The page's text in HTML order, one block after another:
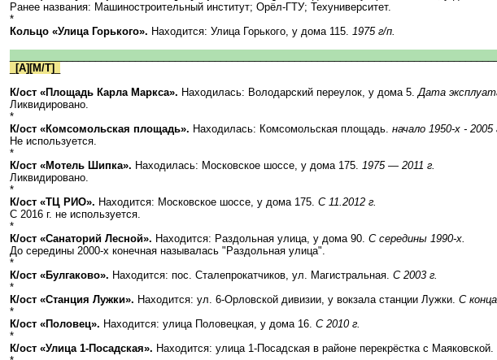
Ранее названия: Машиностроительный институт; Орёл-ГТУ; Техуниверситет.
*
Кольцо «Улица Горького». Находится: Улица Горького, у дома 115. 1975 г/п.
[А][М/Т]
К/ост «Площадь Карла Маркса». Находилась: Володарский переулок, у дома 5.Дата
Ликвидировано.
*
К/ост «Комсомольская площадь». Находилась: Комсомольская площадь. начало 1950-х - 2005
Не используется.
*
К/ост «Мотель Шипка». Находилась: Московское шоссе, у дома 175. 1975 — 2011 г.
Ликвидировано.
*
К/ост «ТЦ РИО». Находится: Московское шоссе, у дома 175. С 11.2012 г.
С 2016 г. не используется.
*
К/ост «Санаторий Лесной». Находится: Раздольная улица, у дома 90. С середины 1990-х.
До середины 2000-х конечная называлась "Раздольная улица".
*
К/ост «Булгаково». Находится: пос. Сталепрокатчиков, ул. Магистральная. С 2003 г.
*
К/ост «Станция Лужки». Находится: ул. 6-Орловской дивизии, у вокзала станции Лужки. С
*
К/ост «Половец». Находится: улица Половецкая, у дома 16. С 2010 г.
*
К/ост «Улица 1-Посадская». Находится: улица 1-Посадская в районе перекрёстка с Маяковской.